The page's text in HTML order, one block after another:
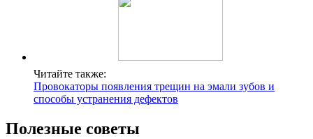
Читайте также:
Провокаторы появления трещин на эмали зубов и
способы устранения дефектов
Полезные советы